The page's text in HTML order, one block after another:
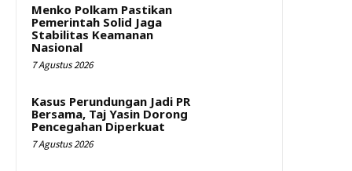
Menko Polkam Pastikan
Pemerintah Solid Jaga
Stabilitas Keamanan
Nasional
7 Agustus 2026
Kasus Perundungan Jadi PR
Bersama, Taj Yasin Dorong
Pencegahan Diperkuat
7 Agustus 2026